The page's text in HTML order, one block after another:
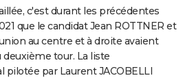
c'est durant les précédentes
que le candidat Jean ROTTNER et
au centre et à droite avaient
deuxième tour. La liste
par Laurent JACOBELLI